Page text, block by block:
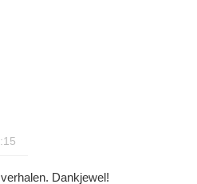
Dankjewel!